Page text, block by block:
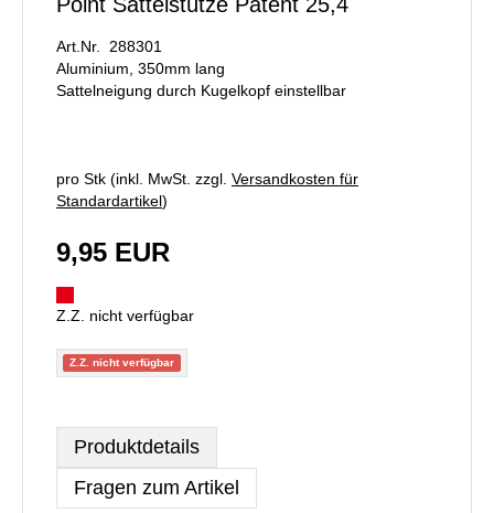
Art.Nr. 288301
Aluminium, 350mm lang
Sattelneigung durch Kugelkopf einstellbar
pro Stk (inkl. MwSt. zzgl. Versandkosten für
Standardartikel)
9,95 EUR
Z.Z. nicht verfügbar
Z.Z. nicht verfügbar
Produktdetails
Fragen zum Artikel